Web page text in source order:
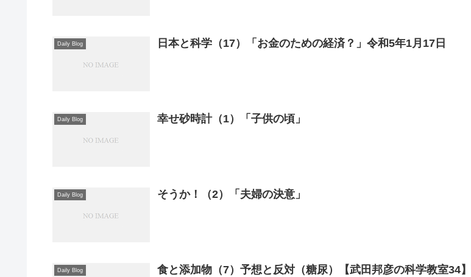
Daily Blog 日本と科学（17）「お金のための経済？」令和5年1月17日
Daily Blog 幸せ砂時計（1）「子供の頃」
Daily Blog そうか！（2）「夫婦の決意」
Daily Blog 食と添加物（7）予想と反対（糖尿）【武田邦彦の科学教室34】